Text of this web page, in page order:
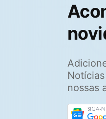
nossas